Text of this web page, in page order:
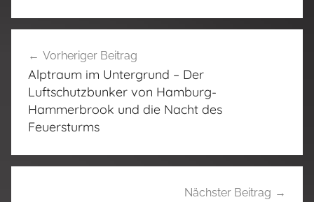
Vorheriger Beitrag
Alptraum im Untergrund – Der
Luftschutzbunker von Hamburg-
Hammerbrook und die Nacht des
Feuersturms
Nächster Beitrag